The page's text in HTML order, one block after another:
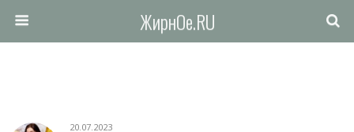
ЖирнОе.RU
20.07.2023